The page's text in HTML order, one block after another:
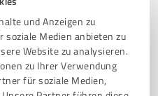
und Anzeigen zu
Medien anbieten zu
Website zu analysieren.
zu Ihrer Verwendung
für soziale Medien,
gelistet werden?
werden Sie ein von